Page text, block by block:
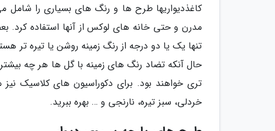
کاغذدیواری­ها طرح ها و رنگ های بسیاری را شامل
مدرن و حتی خانه های لوکس از آن­ها استفاده کرد.
تنها یک یا دو درجه از رنگ زمینه روشن یا تیره تر
حال آنکه تضاد رنگ های زمینه با گل ها هر چه
تری خواهند بود. برای دکوراسیون های کلاسیک
خردلی، سبز تیره، نارنجی و … بهره ببرید.